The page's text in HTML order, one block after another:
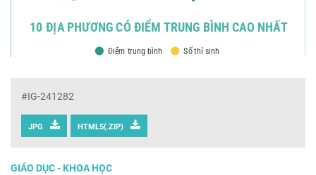
#IG-241282
JPG HTML5(.ZIP)
GIÁO DỤC - KHOA HỌC